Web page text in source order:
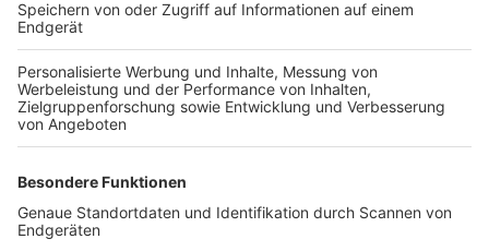
TOP-VEREINE
TOP-PARTNER